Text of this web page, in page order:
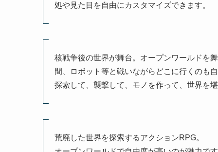
処や見た目を自由にカスタマイズできます。
核戦争後の世界が舞台。オープンワールドを
間、ロボット等と戦いながらどこに行くのも
探索して、襲撃して、モノを作って、世界を
荒廃した世界を探索するアクションRPG。